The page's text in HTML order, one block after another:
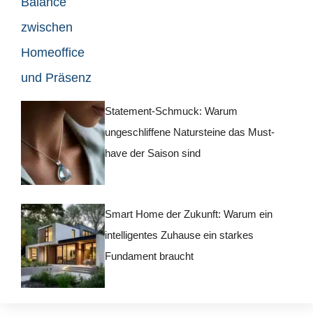
Statement-Schmuck: Warum
ungeschliffene Natursteine das Must-
have der Saison sind
Smart Home der Zukunft: Warum ein
intelligentes Zuhause ein starkes
Fundament braucht